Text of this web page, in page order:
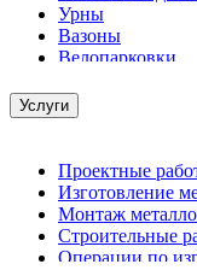
Урны
Вазоны
Велопарковки
Услуги
Проектные
Изготовление
Монтаж
Строительные
Операции по